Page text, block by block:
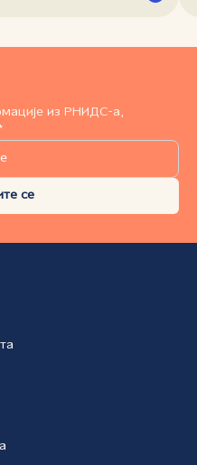
из РНИДС-а,
се